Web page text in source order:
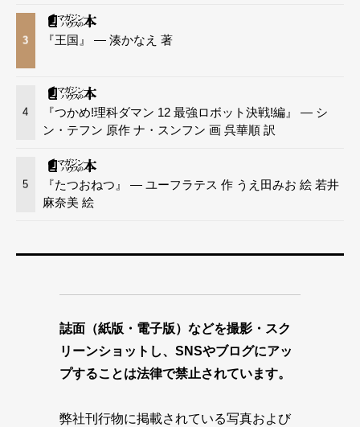
3 『王国』 — 湊かなえ 著
4
『つかめ!理科ダマン 12 最強ロボット決戦!編』 — シ
ン・テフン 原作 ナ・スンフン 画 呉華順 訳
5
『たつおねつ』 — ユーフラテス 作 うえ田みお 絵 若井
麻奈美 絵
誌面（紙版・電子版）などを撮影・スク
リーンショットし、SNSやブログにアッ
プすることは法律で禁止されています。
弊社刊行物に掲載されている写真および